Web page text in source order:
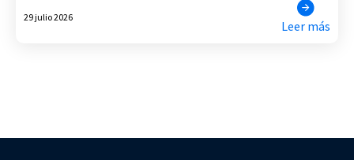
29 julio 2026
Leer más